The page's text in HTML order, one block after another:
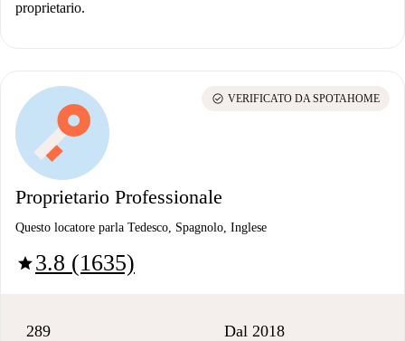
proprietario.
Proprietario Professionale
Questo locatore parla Tedesco, Spagnolo, Inglese
star3.8 (1635)
check_circle VERIFICATO DA SPOTAHOME
289 Dal 2018